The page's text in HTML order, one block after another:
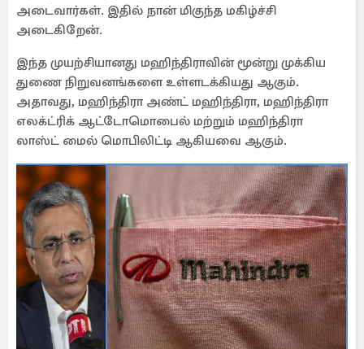
அடைவார்கள். இதில் நான் மிகுந்த மகிழ்ச்சி
அடைகிறேன்.
இந்த முயற்சியானது மஹிந்திராவின் மூன்று முக்கிய
துணை நிறுவனங்களை உள்ளடக்கியது ஆகும்.
அதாவது, மஹிந்திரா அண்ட் மஹிந்திரா, மஹிந்திரா
எலக்ட்ரிக் ஆட்டோமொபைல் மற்றும் மஹிந்திரா
லாஸ்ட் மைல் மொபிலிட்டி ஆகியவை ஆகும்.